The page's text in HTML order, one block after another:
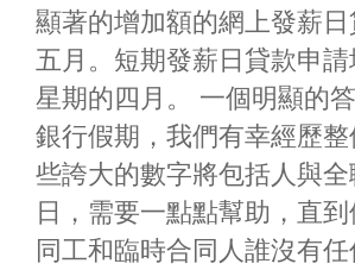
顯著的增加額的網上發薪
五月。短期發薪日貸款申
星期的四月。 一個明顯的
銀行假期，我們有幸經歷
些誇大的數字將包括人與
日，需要一點點幫助，直
同工和臨時合同人誰沒有